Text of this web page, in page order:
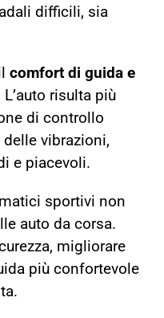
difficili, sia
comfort di guida e
L’auto risulta più
di controllo
vibrazioni,
e piacevoli.
sportivi non
auto da corsa.
migliorare
più confortevole